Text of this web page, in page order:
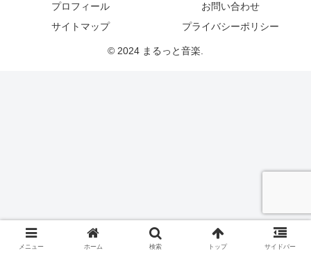
プロフィール
お問い合わせ
サイトマップ
プライバシーポリシー
© 2024 まるっと音楽.
メニュー ホーム 検索 トップ サイドバー